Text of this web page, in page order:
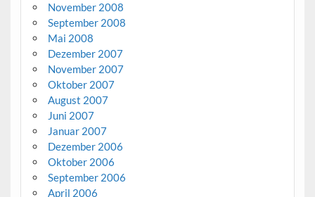
November 2008
September 2008
Mai 2008
Dezember 2007
November 2007
Oktober 2007
August 2007
Juni 2007
Januar 2007
Dezember 2006
Oktober 2006
September 2006
April 2006